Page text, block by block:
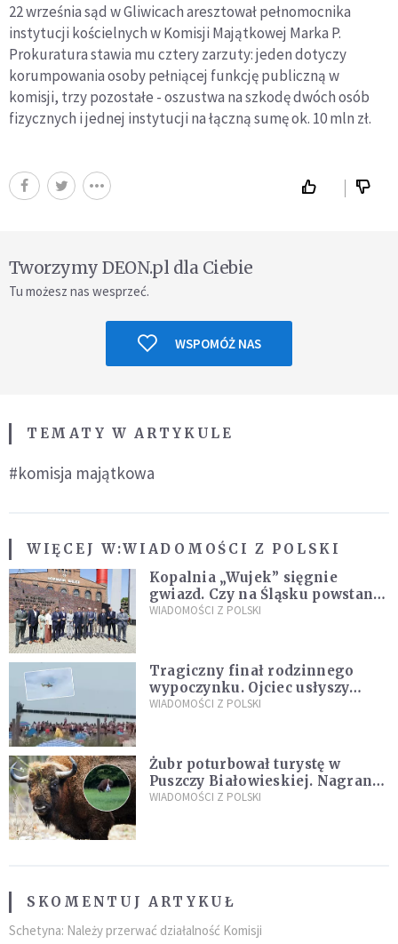
22 września sąd w Gliwicach aresztował pełnomocnika
instytucji kościelnych w Komisji Majątkowej Marka P.
Prokuratura stawia mu cztery zarzuty: jeden dotyczy
korumpowania osoby pełniącej funkcję publiczną w
komisji, trzy pozostałe - oszustwa na szkodę dwóch osób
fizycznych i jednej instytucji na łączną sumę ok. 10 mln zł.
Tworzymy DEON.pl dla Ciebie
Tu możesz nas wesprzeć.
WSPOMÓŻ NAS
TEMATY W ARTYKULE
#komisja majątkowa
WIĘCEJ W:WIADOMOŚCI Z POLSKI
Kopalnia „Wujek” sięgnie
gwiazd. Czy na Śląsku powstanie
„Dolina Krzemowa”?
WIADOMOŚCI Z POLSKI
Tragiczny finał rodzinnego
wypoczynku. Ojciec usłyszy
zarzuty
WIADOMOŚCI Z POLSKI
Żubr poturbował turystę w
Puszczy Białowieskiej. Nagranie
daje do myślenia
WIADOMOŚCI Z POLSKI
SKOMENTUJ ARTYKUŁ
Schetyna: Należy przerwać działalność Komisji